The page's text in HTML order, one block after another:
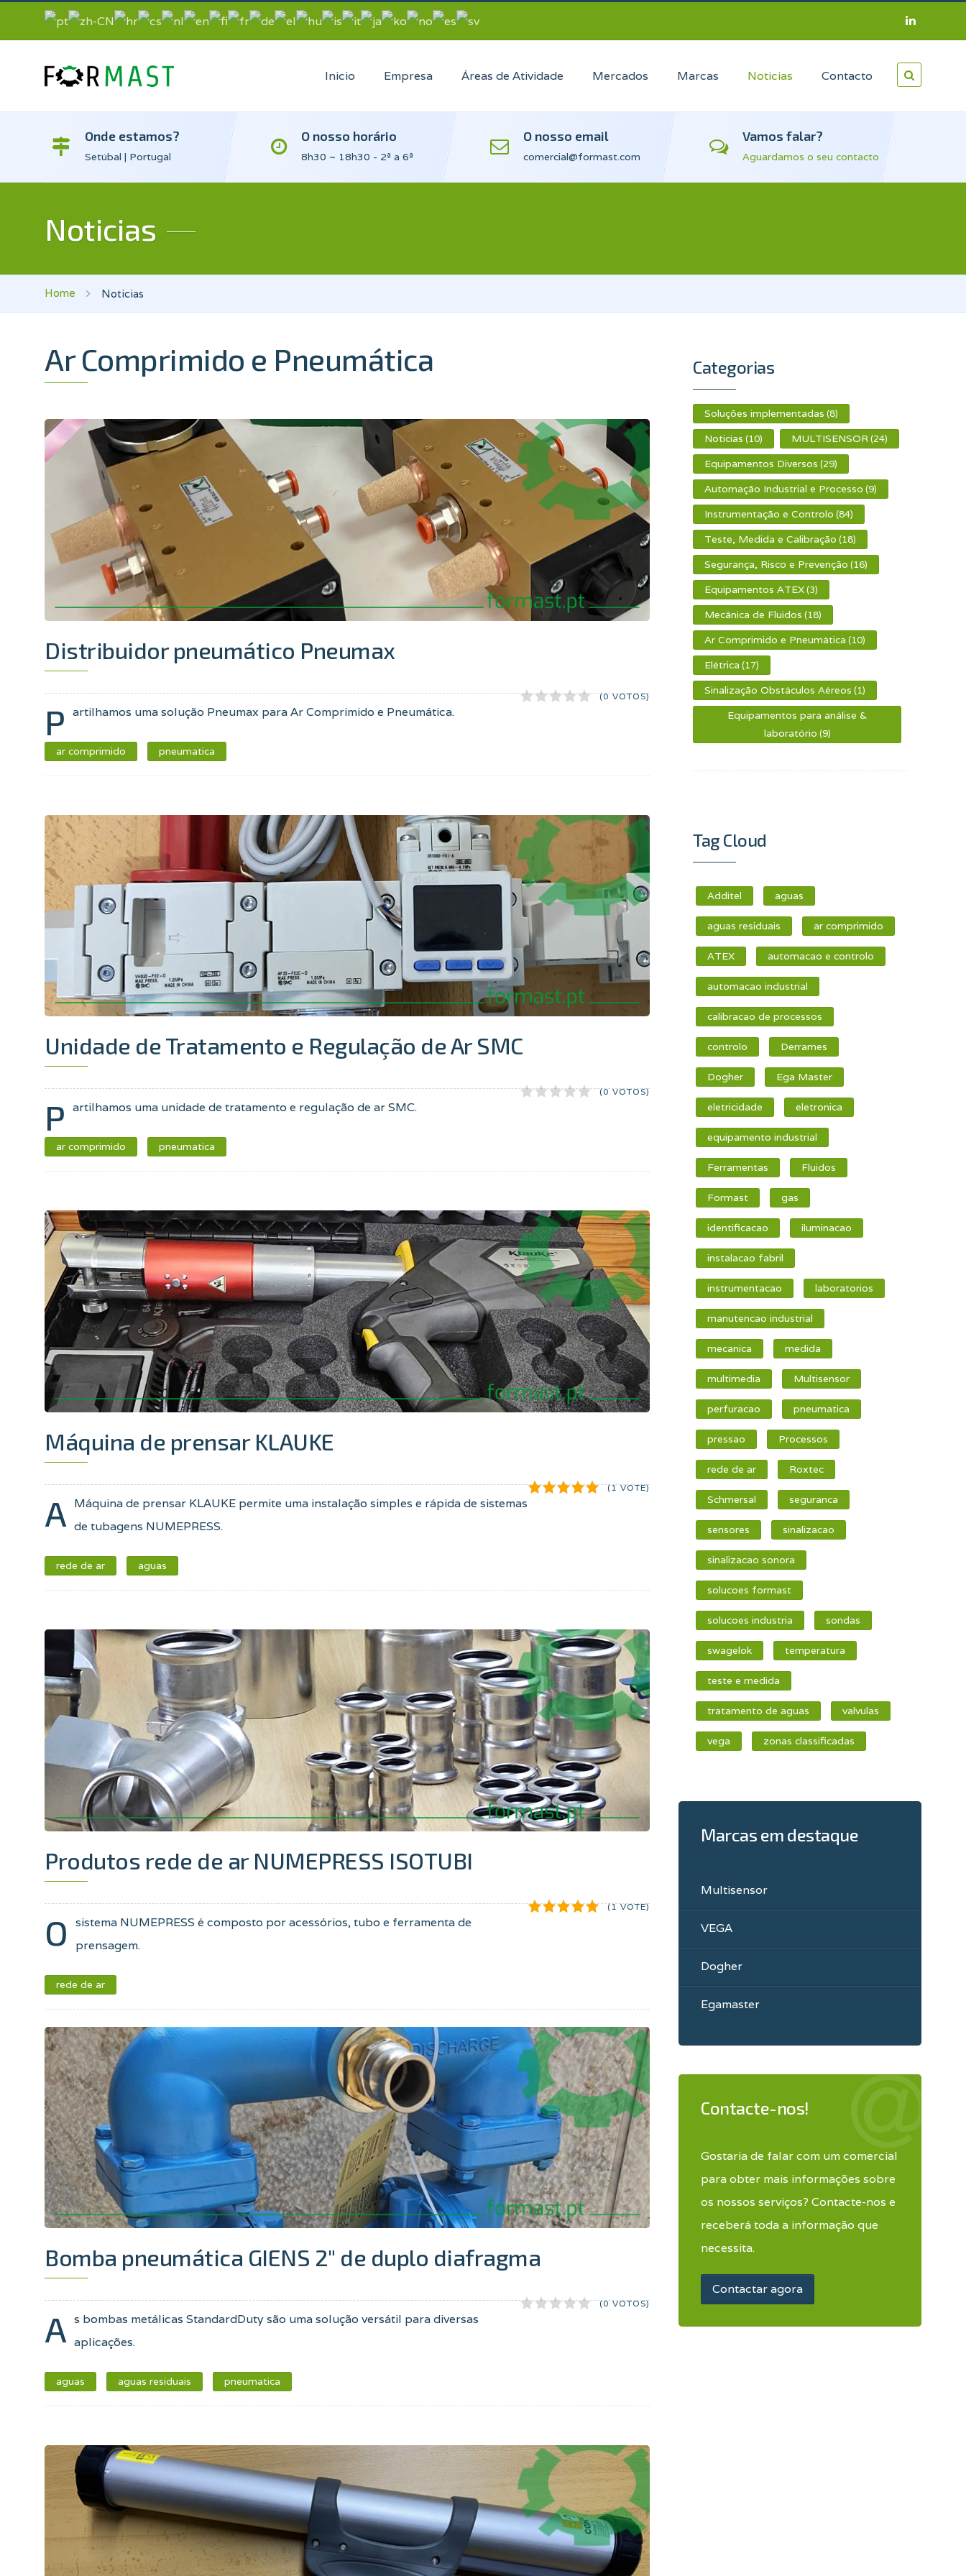
Inicio Empresa Áreas de Atividade Mercados Marcas Noticias Contacto
Onde estamos?
Setúbal | Portugal
O nosso horário
8h30 ~ 18h30 - 2ª a 6ª
O nosso email
comercial@formast.com
Vamos falar?
Aguardamos o seu contacto
Noticias
Home Noticias
Ar Comprimido e Pneumática
Distribuidor pneumático Pneumax
(0 VOTOS)
P artilhamos uma solução Pneumax para Ar Comprimido e Pneumática.
ar comprimido pneumatica
Unidade de Tratamento e Regulação de Ar SMC
(0 VOTOS)
P artilhamos uma unidade de tratamento e regulação de ar SMC.
ar comprimido pneumatica
Máquina de prensar KLAUKE
(1 VOTE)
A Máquina de prensar KLAUKE permite uma instalação simples e rápida de sistemas
de tubagens NUMEPRESS.
rede de ar aguas
Produtos rede de ar NUMEPRESS ISOTUBI
(1 VOTE)
O
sistema NUMEPRESS é composto por acessórios, tubo e ferramenta de
prensagem.
rede de ar
Bomba pneumática GIENS 2" de duplo diafragma
(0 VOTOS)
A s bombas metálicas StandardDuty são uma solução versátil para diversas
aplicações.
aguas aguas residuais pneumatica
Categorias
Soluções implementadas (8)
Noticias (10) MULTISENSOR(24)
Equipamentos Diversos (29)
Automação Industrial e Processo (9)
Instrumentação e Controlo (84)
Teste, Medida e Calibração (18)
Segurança, Risco e Prevenção (16)
Equipamentos ATEX(3)
Mecânica de Fluidos (18)
Ar Comprimido e Pneumática (10)
Elétrica (17)
Sinalização Obstáculos Aéreos (1)
Equipamentos para análise &
laboratório (9)
Tag Cloud
Additel aguas
aguas residuais ar comprimido
ATEX automacao e controlo
automacao industrial
calibracao de processos
controlo Derrames
Dogher Ega Master
eletricidade eletronica
equipamento industrial
Ferramentas Fluidos
Formast gas
identificacao iluminacao
instalacao fabril
instrumentacao laboratorios
manutencao industrial
mecanica medida
multimedia Multisensor
perfuracao pneumatica
pressao Processos
rede de ar Roxtec
Schmersal seguranca
sensores sinalizacao
sinalizacao sonora
solucoes formast
solucoes industria sondas
swagelok temperatura
teste e medida
tratamento de aguas valvulas
vega zonas classificadas
Marcas em destaque
Multisensor
VEGA
Dogher
Egamaster
Contacte-nos!
Gostaria de falar com um comercial
para obter mais informações sobre
os nossos serviços? Contacte-nos e
receberá toda a informação que
necessita.
Contactar agora